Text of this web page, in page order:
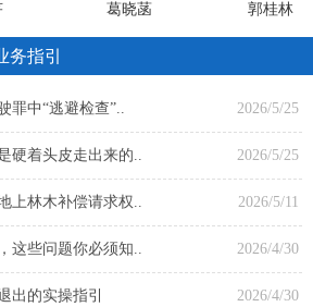
葛晓菡 郭桂林
张立国 张松